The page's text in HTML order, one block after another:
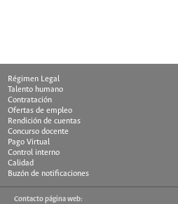
Régimen Legal
Talento humano
Contratación
Ofertas de empleo
Rendición de cuentas
Concurso docente
Pago Virtual
Control interno
Calidad
Buzón de notificaciones
Contacto página web: